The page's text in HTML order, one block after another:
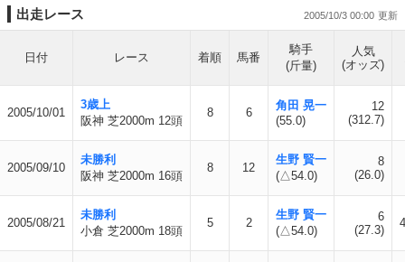
出走レース 2005/10/3 00:00
日付 レース 着順 馬番
騎手
(斤量)
人気
(オッズ)
2005/10/01
3歳上
阪神 芝2000m 12頭
8 6
角田 晃一
(55.0)
12
(312.7)
2005/09/10
未勝利
阪神 芝2000m 16頭
8 12
生野 賢一
(△54.0)
8
(26.0)
2005/08/21
未勝利
小倉 芝2000m 18頭
5 2
生野 賢一
(△54.0)
6
(27.3)